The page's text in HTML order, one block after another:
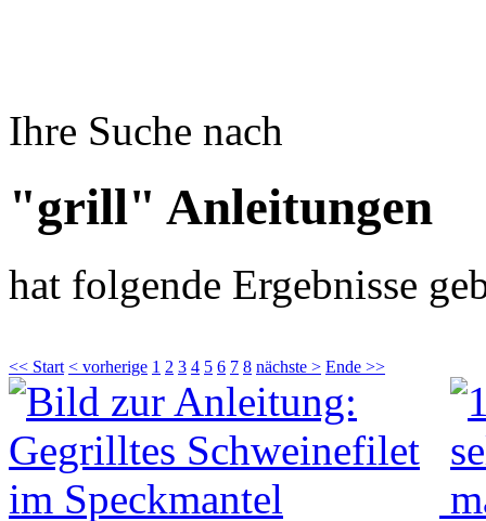
Ihre Suche nach
"grill" Anleitungen
hat folgende Ergebnisse
<< Start < vorherige 1 2 3 4 5 6 7 8 nächste > Ende >>